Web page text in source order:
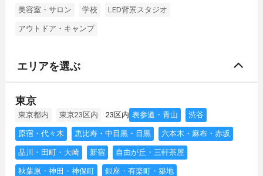
美容室・サロン 学校 LED背景スタジオ
アウトドア・キャンプ
エリアを選ぶ
東京
東京都内 東京23区内 23区内 表参道・青山 渋谷
原宿・代々木 恵比寿・中目黒・目黒 六本木・麻布・赤坂
品川・田町・大崎 新宿 自由が丘・三軒茶屋
秋葉原・神田・神保町 銀座・有楽町・築地